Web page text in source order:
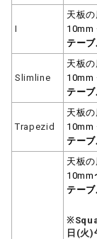
I
天板
10mm
テー
Slimline
天板
10mm
テー
Trapezid
天板
10mm
テー
天板
10mm
テー
日(火)